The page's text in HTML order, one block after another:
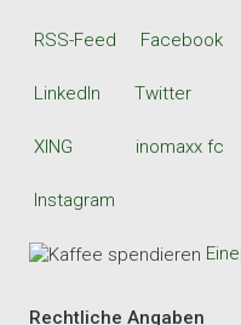
RSS-Feed Facebook
LinkedIn Twitter
XING inomaxx fc
Instagram
Rechtliche Angaben